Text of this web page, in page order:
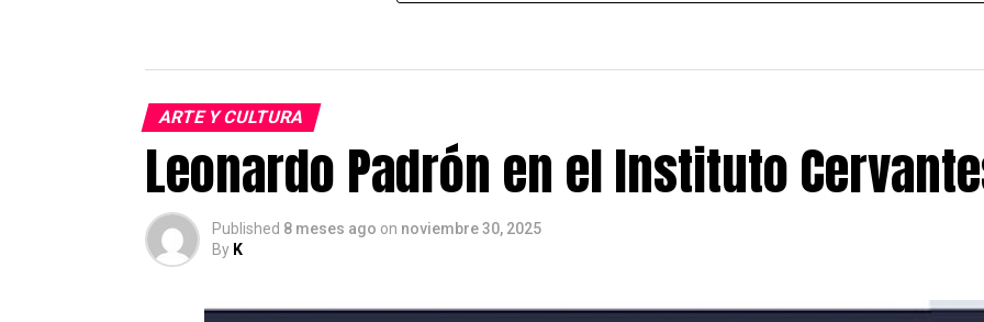
ARTE Y CULTURA
Leonardo Padrón en el Instituto
Published 8 meses ago on noviembre 30, 2025
By K